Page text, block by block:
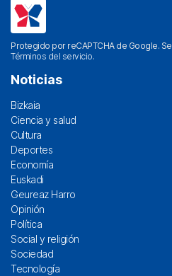
Protegido por reCAPTCHA de Google.
Términos del servicio.
Noticias
Bizkaia
Ciencia y salud
Cultura
Deportes
Economía
Euskadi
Geureaz Harro
Opinión
Política
Social y religión
Sociedad
Tecnología